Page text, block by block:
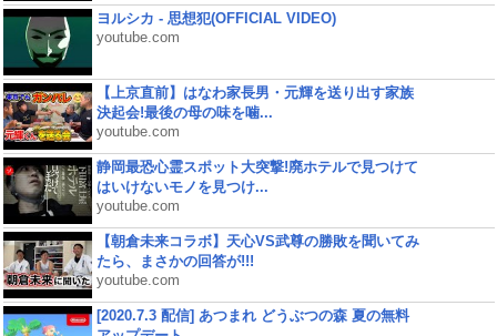
ヨルシカ - 思想犯(OFFICIAL VIDEO)
youtube.com
【上京直前】はなわ家長男・元輝を送り出す家族
決起会!最後の母の味を噛...
youtube.com
静岡最恐心霊スポット大突撃!廃ホテルで見つけて
はいけないモノを見つけ...
youtube.com
【朝倉未来コラボ】天心VS武尊の勝敗を聞いてみ
たら、まさかの回答が!!!
youtube.com
[2020.7.3 配信] あつまれ どうぶつの森 夏の無料